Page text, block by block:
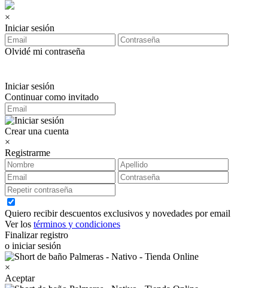
×
Iniciar sesión
Olvidé mi contraseña
Iniciar sesión
Continuar como invitado
Crear una cuenta
×
Registrarme
Quiero recibir descuentos exclusivos y novedades por email
Ver los términos y condiciones
Finalizar registro
o iniciar sesión
×
Aceptar